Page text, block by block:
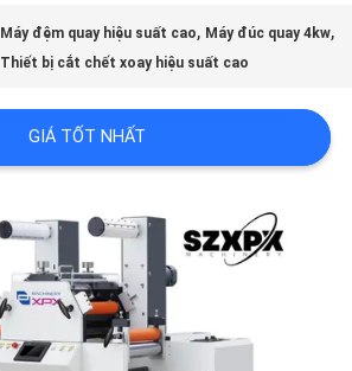
Máy đệm quay hiệu suất cao, Máy đúc quay 4kw,
Thiết bị cắt chết xoay hiệu suất cao
GIÁ TỐT NHẤT